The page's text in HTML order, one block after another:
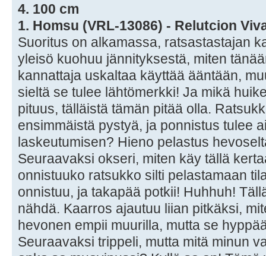
4. 100 cm
1. Homsu (VRL-13086) - Relutcion
Suoritus on alkamassa, ratsastastajan
yleisö kuohuu jännityksestä, miten
kannattaja uskaltaa käyttää ääntään,
sieltä se tulee lähtömerkki! Ja mikä
pituus, tälläistä tämän pitää olla.
ensimmäistä pystyä, ja ponnistus tulee
laskeutumisen? Hieno pelastus
Seuraavaksi okseri, miten käy tällä
onnistuuko ratsukko silti pelastamaan
onnistuu, ja takapää potkii! Huhhuh!
nähdä. Kaarros ajautuu liian pitkäksi,
hevonen empii muurilla, mutta se
Seuraavaksi trippeli, mutta mitä minun